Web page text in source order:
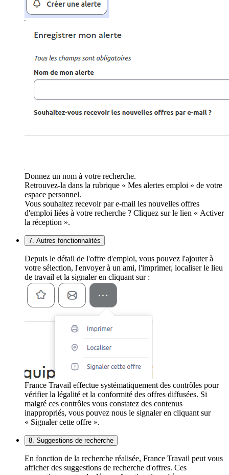
Donnez un nom à votre recherche.
Retrouvez-la dans la rubrique « Mes alertes emploi » de votre
espace personnel.
Vous souhaitez recevoir par e-mail les nouvelles offres
d'emploi liées à votre recherche ? Cliquez sur le lien « Activer
la réception ».
7. Autres fonctionnalités
Depuis le détail de l'offre d'emploi, vous pouvez l'ajouter à
votre sélection, l'envoyer à un ami, l'imprimer, localiser le lieu
de travail et la signaler en cliquant sur :
France Travail effectue systématiquement des contrôles pour
vérifier la légalité et la conformité des offres diffusées. Si
malgré ces contrôles vous constatez des contenus
inappropriés, vous pouvez nous le signaler en cliquant sur
« Signaler cette offre ».
8. Suggestions de recherche
En fonction de la recherche réalisée, France Travail peut vous
afficher des suggestions de recherche d'offres. Ces